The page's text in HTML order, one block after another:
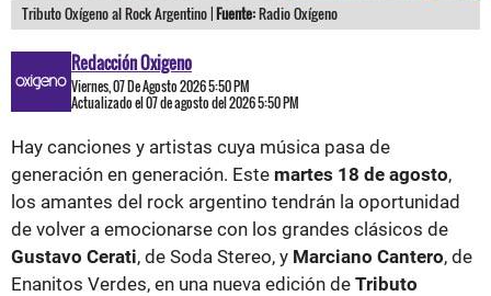
Tributo Oxígeno al Rock Argentino |Fuente:Radio Oxígeno
Redacción Oxigeno
Viernes, 07 De Agosto 2026 5:50 PM
Actualizado el 07 de agosto del 2026 5:50 PM
Hay canciones y artistas cuya música pasa de
generación en generación. Este martes 18 de agosto,
los amantes del rock argentino tendrán la oportunidad
de volver a emocionarse con los grandes clásicos de
Gustavo Cerati, de Soda Stereo, y Marciano Cantero, de
Enanitos Verdes, en una nueva edición de Tributo